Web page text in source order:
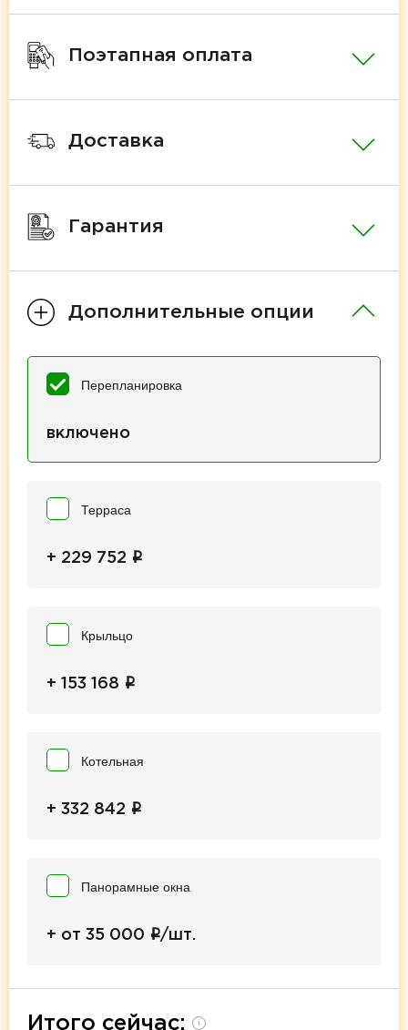
Поэтапная оплата
Доставка
Гарантия
Дополнительные опции
Перепланировка
включено
Терраса
+ 229 752 i
Крыльцо
+ 153 168 i
Котельная
+ 332 842 i
Панорамные окна
+ от 35 000 i/шт.
Итого сейчас: i